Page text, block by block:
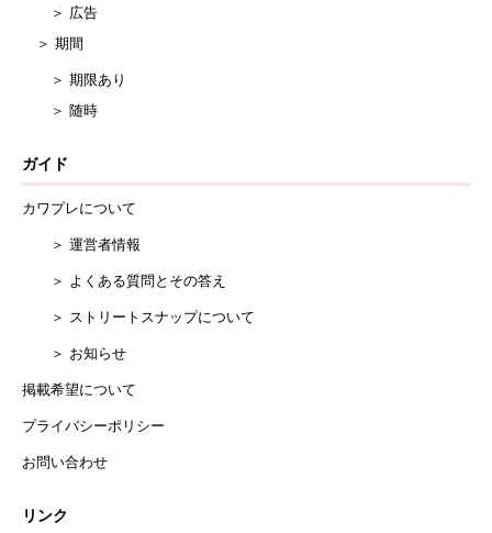
＞ 広告
＞ 期間
＞ 期限あり
＞ 随時
ガイド
カワプレについて
＞ 運営者情報
＞ よくある質問とその答え
＞ ストリートスナップについて
＞ お知らせ
掲載希望について
プライバシーポリシー
お問い合わせ
リンク